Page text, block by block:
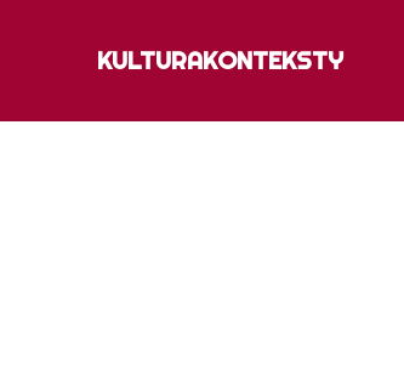
KULTURAKONTEKSTY